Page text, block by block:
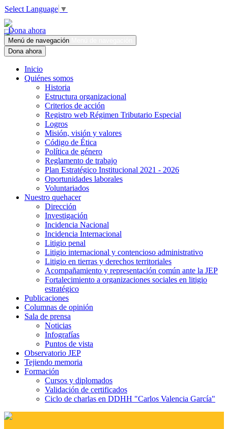
Select Language ▼
Dona ahora
Menú de navegación
Dona ahora
Inicio
Quiénes somos
Historia
Estructura organizacional
Criterios de acción
Registro web Régimen Tributario Especial
Logros
Misión, visión y valores
Código de Ética
Política de género
Reglamento de trabajo
Plan Estratégico Institucional 2021 - 2026
Oportunidades laborales
Voluntariados
Nuestro quehacer
Dirección
Investigación
Incidencia Nacional
Incidencia Internacional
Litigio penal
Litigio internacional y contencioso administrativo
Litigio en tierras y derechos territoriales
Acompañamiento y representación común ante la JEP
Fortalecimiento a organizaciones sociales en litigio
estratégico
Publicaciones
Columnas de opinión
Sala de prensa
Noticias
Infografías
Puntos de vista
Observatorio JEP
Tejiendo memoria
Formación
Cursos y diplomados
Validación de certificados
Ciclo de charlas en DDHH "Carlos Valencia García"